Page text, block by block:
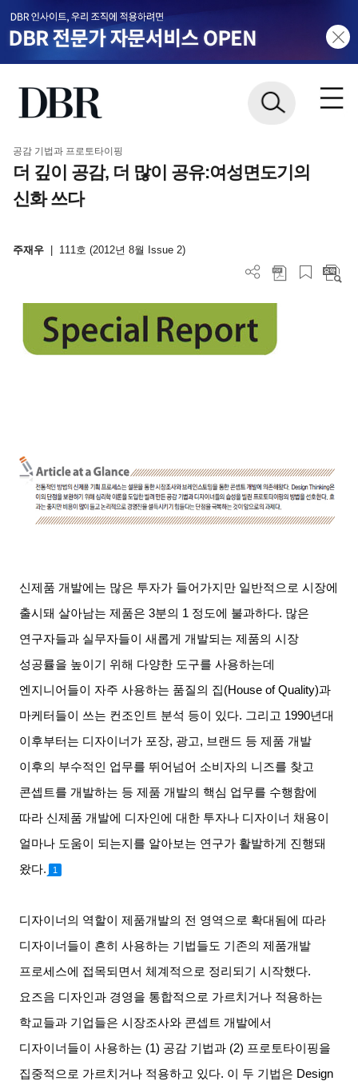
공감 기법과 프로토타이핑
더 깊이 공감, 더 많이 공유:여성면도기의
신화 쓰다
주재우 111호 (2012년 8월 Issue 2)
신제품 개발에는 많은 투자가 들어가지만 일반적으로 시장에
출시돼 살아남는 제품은 3분의 1 정도에 불과하다. 많은
연구자들과 실무자들이 새롭게 개발되는 제품의 시장
성공률을 높이기 위해 다양한 도구를 사용하는데
엔지니어들이 자주 사용하는 품질의 집(House of Quality)과
마케터들이 쓰는 컨조인트 분석 등이 있다. 그리고 1990년대
이후부터는 디자이너가 포장, 광고, 브랜드 등 제품 개발
이후의 부수적인 업무를 뛰어넘어 소비자의 니즈를 찾고
콘셉트를 개발하는 등 제품 개발의 핵심 업무를 수행함에
따라 신제품 개발에 디자인에 대한 투자나 디자이너 채용이
얼마나 도움이 되는지를 알아보는 연구가 활발하게 진행돼
왔다. 1
디자이너의 역할이 제품개발의 전 영역으로 확대됨에 따라
디자이너들이 흔히 사용하는 기법들도 기존의 제품개발
프로세스에 접목되면서 체계적으로 정리되기 시작했다.
요즈음 디자인과 경영을 통합적으로 가르치거나 적용하는
학교들과 기업들은 시장조사와 콘셉트 개발에서
디자이너들이 사용하는 (1) 공감 기법과 (2) 프로토타이핑을
집중적으로 가르치거나 적용하고 있다. 이 두 기법은 Design